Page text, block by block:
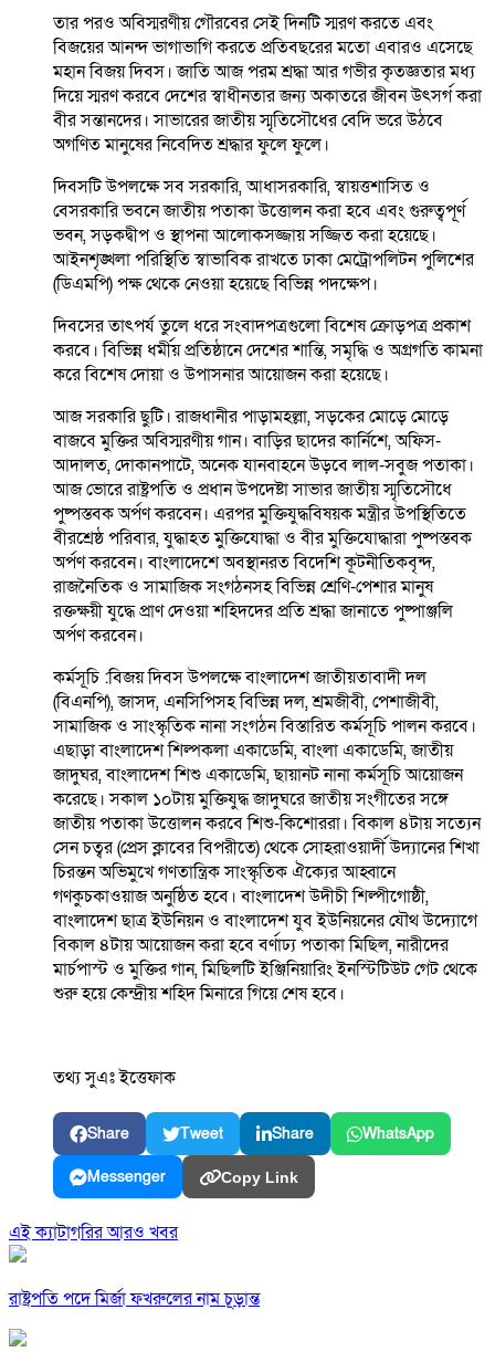
তার পরও অবিস্মরণীয় গৌরবের সেই দিনটি স্মরণ করতে এবং
বিজয়ের আনন্দ ভাগাভাগি করতে প্রতিবছরের মতো এবারও এসেছে
মহান বিজয় দিবস। জাতি আজ পরম শ্রদ্ধা আর গভীর কৃতজ্ঞতার মধ্য
দিয়ে স্মরণ করবে দেশের স্বাধীনতার জন্য অকাতরে জীবন উৎসর্গ করা
বীর সন্তানদের। সাভারের জাতীয় স্মৃতিসৌধের বেদি ভরে উঠবে
অগণিত মানুষের নিবেদিত শ্রদ্ধার ফুলে ফুলে।
দিবসটি উপলক্ষে সব সরকারি, আধাসরকারি, স্বায়ত্তশাসিত ও
বেসরকারি ভবনে জাতীয় পতাকা উত্তোলন করা হবে এবং গুরুত্বপূর্ণ
ভবন, সড়কদ্বীপ ও স্থাপনা আলোকসজ্জায় সজ্জিত করা হয়েছে।
আইনশৃঙ্খলা পরিস্থিতি স্বাভাবিক রাখতে ঢাকা মেট্রোপলিটন পুলিশের
(ডিএমপি) পক্ষ থেকে নেওয়া হয়েছে বিভিন্ন পদক্ষেপ।
দিবসের তাৎপর্য তুলে ধরে সংবাদপত্রগুলো বিশেষ ক্রোড়পত্র প্রকাশ
করবে। বিভিন্ন ধর্মীয় প্রতিষ্ঠানে দেশের শান্তি, সমৃদ্ধি ও অগ্রগতি কামনা
করে বিশেষ দোয়া ও উপাসনার আয়োজন করা হয়েছে।
আজ সরকারি ছুটি। রাজধানীর পাড়ামহল্লা, সড়কের মোড়ে মোড়ে
বাজবে মুক্তির অবিস্মরণীয় গান। বাড়ির ছাদের কার্নিশে, অফিস-
আদালত, দোকানপাটে, অনেক যানবাহনে উড়বে লাল-সবুজ পতাকা।
আজ ভোরে রাষ্ট্রপতি ও প্রধান উপদেষ্টা সাভার জাতীয় স্মৃতিসৌধে
পুষ্পস্তবক অর্পণ করবেন। এরপর মুক্তিযুদ্ধবিষয়ক মন্ত্রীর উপস্থিতিতে
বীরশ্রেষ্ঠ পরিবার, যুদ্ধাহত মুক্তিযোদ্ধা ও বীর মুক্তিযোদ্ধারা পুষ্পস্তবক
অর্পণ করবেন। বাংলাদেশে অবস্থানরত বিদেশি কূটনীতিকবৃন্দ,
রাজনৈতিক ও সামাজিক সংগঠনসহ বিভিন্ন শ্রেণি-পেশার মানুষ
রক্তক্ষয়ী যুদ্ধে প্রাণ দেওয়া শহিদদের প্রতি শ্রদ্ধা জানাতে পুষ্পাঞ্জলি
অর্পণ করবেন।
কর্মসূচি :বিজয় দিবস উপলক্ষে বাংলাদেশ জাতীয়তাবাদী দল
(বিএনপি), জাসদ, এনসিপিসহ বিভিন্ন দল, শ্রমজীবী, পেশাজীবী,
সামাজিক ও সাংস্কৃতিক নানা সংগঠন বিস্তারিত কর্মসূচি পালন করবে।
এছাড়া বাংলাদেশ শিল্পকলা একাডেমি, বাংলা একাডেমি, জাতীয়
জাদুঘর, বাংলাদেশ শিশু একাডেমি, ছায়ানট নানা কর্মসূচি আয়োজন
করেছে। সকাল ১০টায় মুক্তিযুদ্ধ জাদুঘরে জাতীয় সংগীতের সঙ্গে
জাতীয় পতাকা উত্তোলন করবে শিশু-কিশোররা। বিকাল ৪টায় সত্যেন
সেন চত্বর (প্রেস ক্লাবের বিপরীতে) থেকে সোহরাওয়ার্দী উদ্যানের শিখা
চিরন্তন অভিমুখে গণতান্ত্রিক সাংস্কৃতিক ঐক্যের আহ্বানে
গণকুচকাওয়াজ অনুষ্ঠিত হবে। বাংলাদেশ উদীচী শিল্পীগোষ্ঠী,
বাংলাদেশ ছাত্র ইউনিয়ন ও বাংলাদেশ যুব ইউনিয়নের যৌথ উদ্যোগে
বিকাল ৪টায় আয়োজন করা হবে বর্ণাঢ্য পতাকা মিছিল, নারীদের
মার্চপাস্ট ও মুক্তির গান, মিছিলটি ইঞ্জিনিয়ারিং ইনস্টিটিউট গেট থেকে
শুরু হয়ে কেন্দ্রীয় শহিদ মিনারে গিয়ে শেষ হবে।
তথ্য সুএঃ ইত্তেফাক
Share Tweet Share WhatsApp
Messenger Copy Link
এই ক্যাটাগরির আরও খবর
রাষ্ট্রপতি পদে মির্জা ফখরুলের নাম চূড়ান্ত